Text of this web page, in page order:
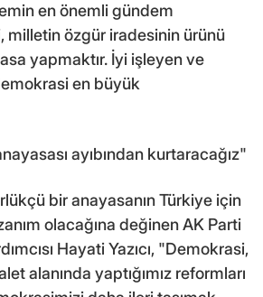
en önemli gündem
milletin özgür iradesinin ürünü
yapmaktır. İyi işleyen ve
en büyük
ayıbından kurtaracağız"
bir anayasanın Türkiye için
olacağına değinen AK Parti
Hayati Yazıcı, "Demokrasi,
alanında yaptığımız reformları